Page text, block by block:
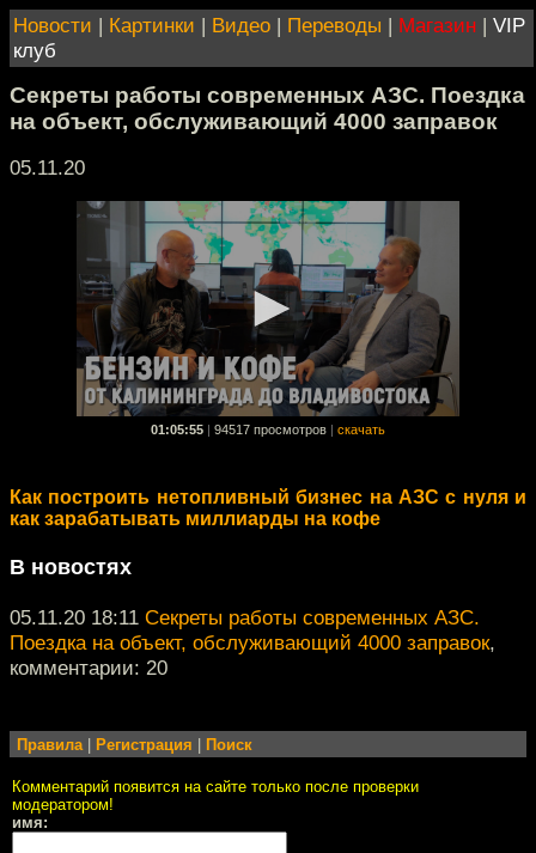
Новости | Картинки | Видео | Переводы | Магазин | VIP
клуб
Секреты работы современных АЗС. Поездка
на объект, обслуживающий 4000 заправок
05.11.20
01:05:55 94517 просмотров скачать
Как построить нетопливный бизнес на АЗС с нуля и
как зарабатывать миллиарды на кофе
В новостях
05.11.20 18:11 Секреты работы современных АЗС.
Поездка на объект, обслуживающий 4000 заправок,
комментарии: 20
Правила| Регистрация Поиск
Комментарий появится на сайте только после проверки
модератором!
имя: